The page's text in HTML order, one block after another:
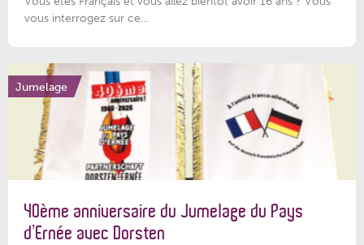
vous interrogez sur ce...
Jumelage
40ème anniversaire du Jumelage du Pays
d’Ernée avec Dorsten